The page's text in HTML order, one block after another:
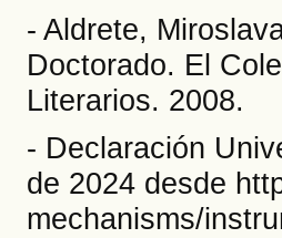
- Aldrete,
Doctorado. El
Literarios. 2008.
- Declaración
de 2024 desde
mechanisms/